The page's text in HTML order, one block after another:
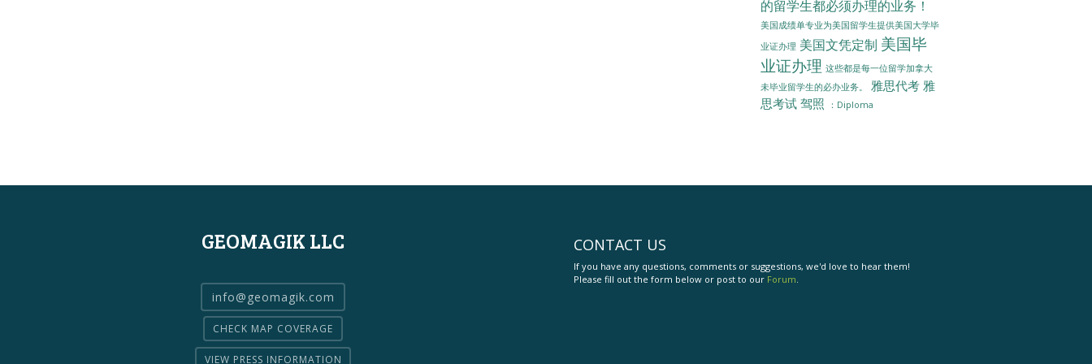
的留学生都必须办理的业务！
美国成绩单专业为美国留学生提供美国大学毕
业证办理 美国文凭定制 美国毕
业证办理 这些都是每一位留学加拿大
未毕业留学生的必办业务。
雅思代考 雅
思考试 驾照 ：Diploma
GEOMAGIK LLC
info@geomagik.com
CHECK MAP COVERAGE
VIEW PRESS INFORMATION
CONTACT US
If you have any questions, comments or suggestions, we'd love to hear them!
Please fill out the form below or post to our Forum.